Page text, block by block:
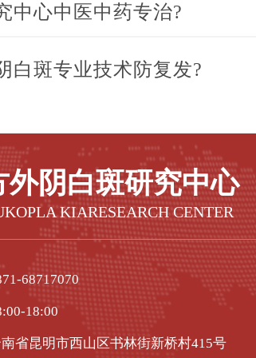
中心中医中药专治?
白斑专业技术防复发?
外阴白斑研究中心
KIARESEARCH CENTER
68717070
18:00
省昆明市西山区书林街新桥村415号